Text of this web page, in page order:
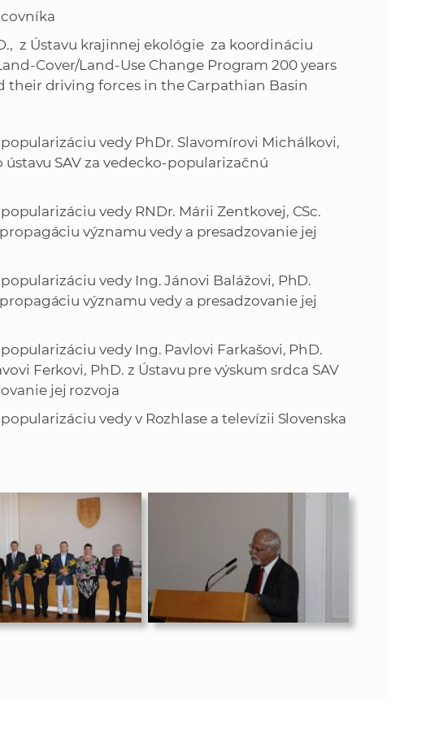
Ústavu krajinnej ekológie za koordináciu
Cover/Land-Use Change Program 200 years
their driving forces in the Carpathian Basin
vedy PhDr. Slavomírovi Michálkovi,
SAV za vedecko-popularizačnú
vedy RNDr. Márii Zentkovej, CSc.
významu vedy a presadzovanie jej
vedy Ing. Jánovi Balážovi, PhD.
významu vedy a presadzovanie jej
vedy Ing. Pavlovi Farkašovi, PhD.
Ferkovi, PhD. z Ústavu pre výskum srdca SAV
jej rozvoja
vedy v Rozhlase a televízii Slovenska